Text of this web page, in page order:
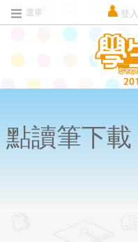
選單 登入
點讀筆下載